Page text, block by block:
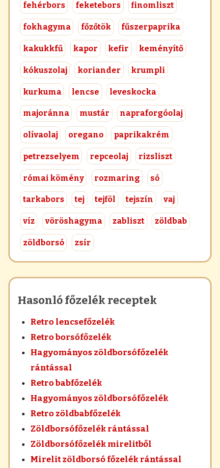
fehérbors feketebors finomliszt
fokhagyma főzőtök fűszerpaprika
kakukkfű kapor kefir keményítő
kókuszolaj koriander krumpli
kurkuma lencse leveskocka
majoránna mustár napraforgóolaj
olívaolaj oregano paprikakrém
petrezselyem repceolaj rizsliszt
római kömény rozmaring só
tarkabors tej tejföl tejszín vaj
víz vöröshagyma zabliszt zöldbab
zöldborsó zsír
Hasonló főzelék receptek
Retro lencsefőzelék
Retro borsófőzelék
Hagyományos zöldborsófőzelék
rántással
Retro babfőzelék
Hagyományos zöldborsófőzelék
Retro zöldbabfőzelék
Zöldborsófőzelék rántással
Zöldborsófőzelék mirelitből
Mirelit zöldborsó főzelék rántással